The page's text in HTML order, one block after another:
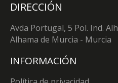
DIRECCIÓN
Avda Portugal, 5 Pol. Ind.
Alhama de Murcia - Murcia
INFORMACIÓN